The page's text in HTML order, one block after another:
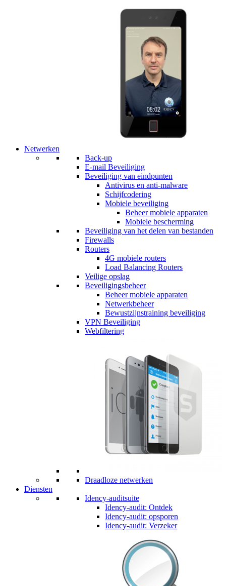
Netwerken
Back-up
E-mail Beveiliging
Beveiliging van eindpunten
Antivirus en anti-malware
Schijfcodering
Mobiele beveiliging
Beheer mobiele apparaten
Mobiele bescherming
Beveiliging van het delen van bestanden
Firewalls
Routers
4G mobiele routers
Load Balancing Routers
Veilige opslag
Beveiligingsbeheer
Beheer mobiele apparaten
Netwerkbeheer
Bewustzijnstraining beveiliging
VPN Beveiliging
Webfiltering
Draadloze netwerken
Diensten
Idency-auditsuite
Idency-audit: Ontdek
Idency-audit: opsporen
Idency-audit: Verzeker